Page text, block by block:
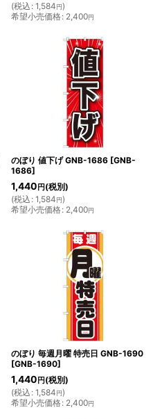
(税込 : 1,584円)
希望小売価格: 2,400円
のぼり 値下げ GNB-1686 [GNB-
1686]
1,440 円 (税別)
(税込 : 1,584円)
希望小売価格: 2,400円
のぼり 毎週月曜 特売日 GNB-1690
[GNB-1690]
1,440 円 (税別)
(税込 : 1,584円)
希望小売価格: 2,400円